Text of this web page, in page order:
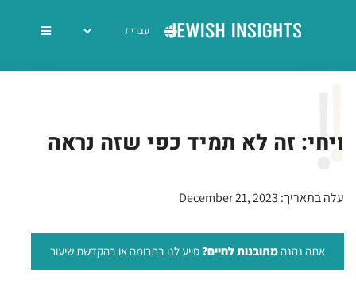
ויחי: זה לא תמיד כפי שזה נראה
עלה בתאריך: December 21, 2023
אתה נהנהמתובנות לחיים?סייע לנו בתרומה או בהקדשת שיעור